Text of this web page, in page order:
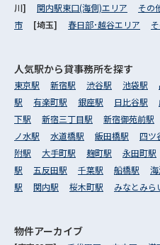
川] 関内駅東口(海側)エリア その
市
[埼玉] 春日部･越谷エリア
人気駅から貸事務所を探す
東京駅 新宿駅 渋谷駅 池袋駅
駅
有楽町駅 銀座駅 日比谷駅
下駅
新宿三丁目駅 新宿御苑前駅
ノ水駅
水道橋駅 飯田橋駅 四ツ
附駅
大手町駅 麹町駅 永田町駅
駅
五反田駅 千葉駅 船橋駅
駅
関内駅 桜木町駅 みなとみら
物件アーカイブ